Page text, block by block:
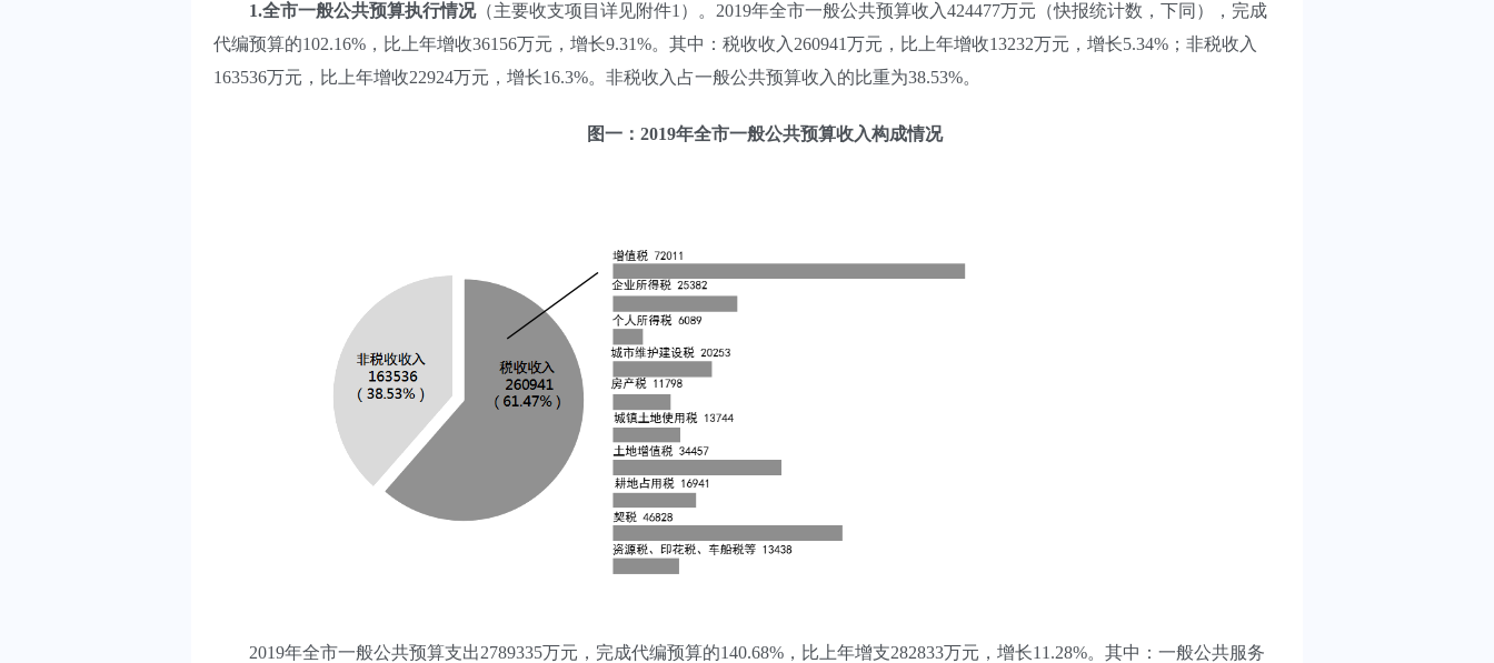
1.全市一般公共预算执行情况（主要收支项目详见附件1）。2019年全市一般公共预算收入424477万元（快报统计数，下同），完成
代编预算的102.16%，比上年增收36156万元，增长9.31%。其中：税收收入260941万元，比上年增收13232万元，增长5.34%；非税收入
163536万元，比上年增收22924万元，增长16.3%。非税收入占一般公共预算收入的比重为38.53%。
图一：2019年全市一般公共预算收入构成情况
2019年全市一般公共预算支出2789335万元，完成代编预算的140.68%，比上年增支282833万元，增长11.28%。其中：一般公共服务